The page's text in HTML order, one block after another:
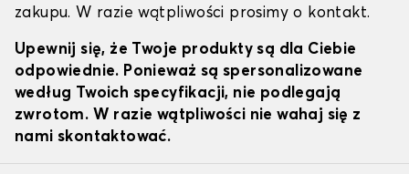
zakupu. W razie wątpliwości prosimy o kontakt.
Upewnij się, że Twoje produkty są dla Ciebie
odpowiednie. Ponieważ są spersonalizowane
według Twoich specyfikacji, nie podlegają
zwrotom. W razie wątpliwości nie wahaj się z
nami skontaktować.